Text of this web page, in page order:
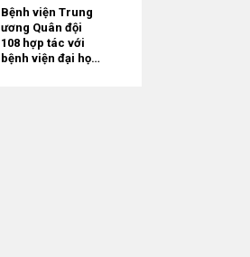
Multilingual
Consultation
Navi” / miễn phí
Bệnh viện Trung
ương Quân đội
108 hợp tác với
bệnh viện đại học